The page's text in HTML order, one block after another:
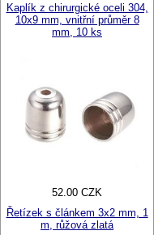
Kaplík z chirurgické oceli 304,
10x9 mm, vnitřní průměr 8
mm, 10 ks
52.00 CZK
Řetízek s článkem 3x2 mm, 1
m, růžová zlatá